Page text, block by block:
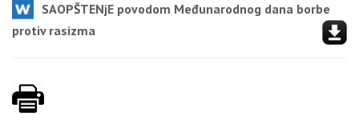
SAOPŠTENjE povodom Međunarodnog dana borbe
protiv rasizma